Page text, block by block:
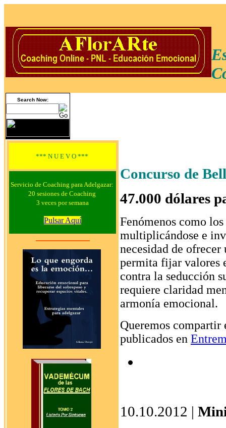
Search Now:
*** N U E V O ***
Servicio de Coaching para Adelgazar:
20 sesiones de Coaching
3 veces por semana
Pulsar Aquí
Concurso de
47.000 dólares
Fenómenos como
multiplicándose e
necesidad de
permita fijar valores
contra la seducción
requiere claridad
armonía emocional.
Queremos compartir
publicados en
10.10.2012 |